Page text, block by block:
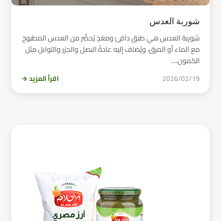
شوربة العدس
شوربة العدس هي طبق دافئ ومغذٍ يُحضَّر من العدس المطبوخ
مع الماء أو المرق، ويُضاف إليه عادةً البصل والجزر والتوابل مثل
الكمون.…
2026/02/19 اقرأ المزيد →